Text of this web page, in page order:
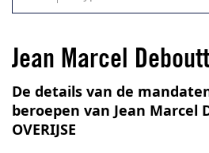
Jean Marcel
De details van de
beroepen van Jean Marcel
OVERIJSE